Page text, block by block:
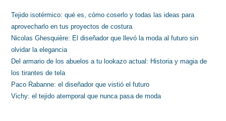
Tejido isotérmico: qué es, cómo coserlo y todas las ideas para
aprovecharlo en tus proyectos de costura
Nicolas Ghesquière: El diseñador que llevó la moda al futuro sin
olvidar la elegancia
Del armario de los abuelos a tu lookazo actual: Historia y magia de
los tirantes de tela
Paco Rabanne: el diseñador que vistió el futuro
Vichy: el tejido atemporal que nunca pasa de moda